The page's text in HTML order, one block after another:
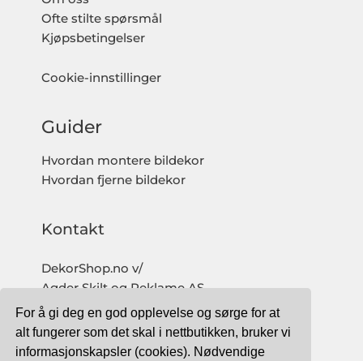
For å gi deg en god opplevelse og sørge for at
alt fungerer som det skal i nettbutikken, bruker vi
informasjonskapsler (cookies). Nødvendige
Ofte stilte spørsmål
Kjøpsbetingelser
Cookie-innstillinger
Guider
Hvordan montere bildekor
Hvordan fjerne bildekor
Kontakt
DekorShop.no v/
Agder Skilt og Reklame AS
Org. nr: 997 633 016 MVA
salg@dekorshop.no